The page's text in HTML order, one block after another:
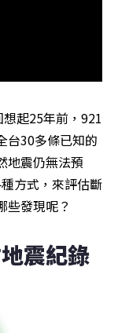
起25年前，921
台30多條已知的
地震仍無法預
方式，來評估斷
些發現呢？
震紀錄